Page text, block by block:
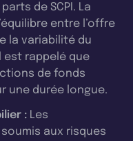
de SCPI. La
entre l’offre
la variabilité du
est rappelé que
de fonds
une durée longue.
: Les
aux risques